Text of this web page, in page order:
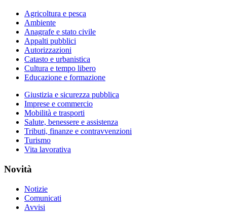
Agricoltura e pesca
Ambiente
Anagrafe e stato civile
Appalti pubblici
Autorizzazioni
Catasto e urbanistica
Cultura e tempo libero
Educazione e formazione
Giustizia e sicurezza pubblica
Imprese e commercio
Mobilità e trasporti
Salute, benessere e assistenza
Tributi, finanze e contravvenzioni
Turismo
Vita lavorativa
Novità
Notizie
Comunicati
Avvisi